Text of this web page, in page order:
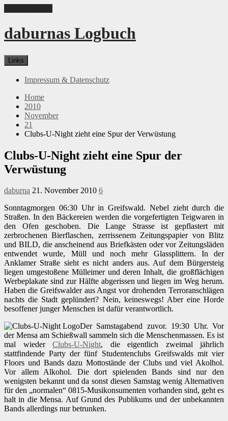
daburnas Logbuch
Links
Impressum & Datenschutz
Home
2010
November
21
Clubs-U-Night zieht eine Spur der Verwüstung
Clubs-U-Night zieht eine Spur der
Verwüstung
daburna 21. November 2010 6
Sonntagmorgen 06:30 Uhr in Greifswald. Nebel zieht durch die
Straßen. In den Bäckereien werden die vorgefertigten Teigwaren in
den Ofen geschoben. Die Lange Strasse ist gepflastert mit
zerbrochenen Bierflaschen, zerrissenem Zeitungspapier von Blitz
und BILD, die anscheinend aus Briefkästen oder vor Zeitungsläden
entwendet wurde, Müll und noch mehr Glassplittern. In der
Anklamer Straße sieht es nicht anders aus. Auf dem Bürgersteig
liegen umgestoßene Mülleimer und deren Inhalt, die großflächigen
Werbeplakate sind zur Hälfte abgerissen und liegen im Weg herum.
Haben die Greifswalder aus Angst vor drohenden Terroranschlägen
nachts die Stadt geplündert? Nein, keineswegs! Aber eine Horde
besoffener junger Menschen ist dafür verantwortlich.
Der Samstagabend zuvor. 19:30 Uhr. Vor
der Mensa am Schießwall sammeln sich die Menschenmassen. Es ist
mal wieder Clubs-U-Night, die eigentlich zweimal jährlich
stattfindende Party der fünf Studentenclubs Greifswalds mit vier
Floors und Bands dazu Mottostände der Clubs und viel Akolhol.
Vor allem Alkohol. Die dort spielenden Bands sind nur den
wenigsten bekannt und da sonst diesen Samstag wenig Alternativen
für den „normalen“ 0815-Musikonsumenten vorhanden sind, geht es
halt in die Mensa. Auf Grund des Publikums und der unbekannten
Bands allerdings nur betrunken.